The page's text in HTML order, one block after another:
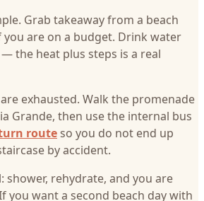
Grab takeaway from a beach
you are on a budget. Drink water
the heat plus steps is a real
exhausted. Walk the promenade
Grande, then use the internal bus
route so you do not end up
by accident.
shower, rehydrate, and you are
you want a second beach day with